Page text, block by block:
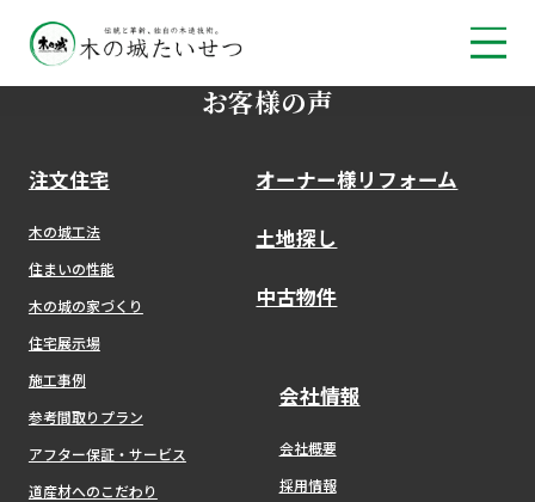
お客様の声
注文住宅
木の城工法
住まいの性能
木の城の家づくり
住宅展示場
施工事例
参考間取りプラン
アフター保証・サービス
道産材へのこだわり
オーナー様リフォーム
土地探し
中古物件
会社情報
会社概要
採用情報